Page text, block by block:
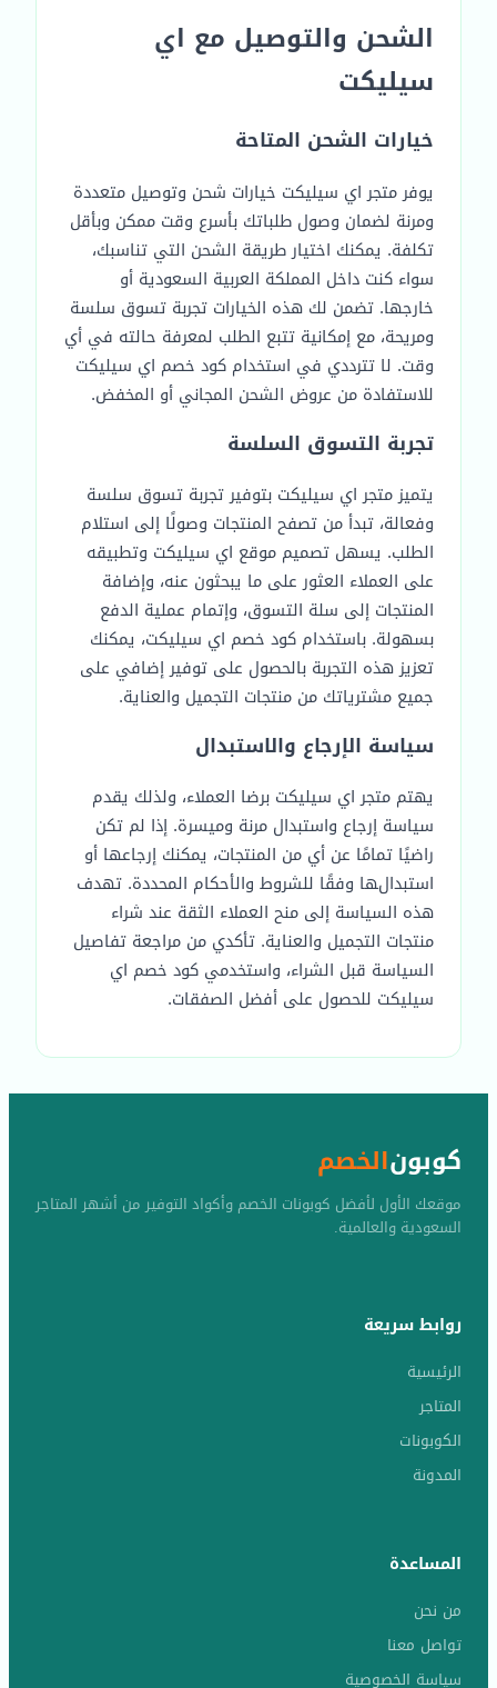
الشحن والتوصيل مع اي
سيليكت
خيارات الشحن المتاحة
يوفر متجر اي سيليكت خيارات شحن وتوصيل متعددة
ومرنة لضمان وصول طلباتك بأسرع وقت ممكن وبأقل
تكلفة. يمكنك اختيار طريقة الشحن التي تناسبك،
سواء كنت داخل المملكة العربية السعودية أو
خارجها. تضمن لك هذه الخيارات تجربة تسوق سلسة
ومريحة، مع إمكانية تتبع الطلب لمعرفة حالته في أي
وقت. لا تترددي في استخدام كود خصم اي سيليكت
للاستفادة من عروض الشحن المجاني أو المخفض.
تجربة التسوق السلسة
يتميز متجر اي سيليكت بتوفير تجربة تسوق سلسة
وفعالة، تبدأ من تصفح المنتجات وصولًا إلى استلام
الطلب. يسهل تصميم موقع اي سيليكت وتطبيقه
على العملاء العثور على ما يبحثون عنه، وإضافة
المنتجات إلى سلة التسوق، وإتمام عملية الدفع
بسهولة. باستخدام كود خصم اي سيليكت، يمكنك
تعزيز هذه التجربة بالحصول على توفير إضافي على
جميع مشترياتك من منتجات التجميل والعناية.
سياسة الإرجاع والاستبدال
يهتم متجر اي سيليكت برضا العملاء، ولذلك يقدم
سياسة إرجاع واستبدال مرنة وميسرة. إذا لم تكن
راضيًا تمامًا عن أي من المنتجات، يمكنك إرجاعها أو
استبدالها وفقًا للشروط والأحكام المحددة. تهدف
هذه السياسة إلى منح العملاء الثقة عند شراء
منتجات التجميل والعناية. تأكدي من مراجعة تفاصيل
السياسة قبل الشراء، واستخدمي كود خصم اي
سيليكت للحصول على أفضل الصفقات.
كوبونالخصم
موقعك الأول لأفضل كوبونات الخصم وأكواد التوفير من أشهر المتاجر
السعودية والعالمية.
روابط سريعة
الرئيسية
المتاجر
الكوبونات
المدونة
المساعدة
من نحن
تواصل معنا
سياسة الخصوصية